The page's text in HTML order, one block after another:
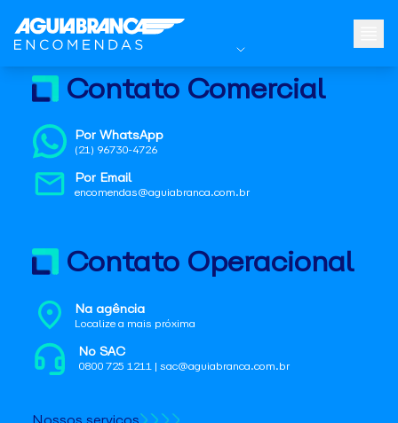
Contato Comercial
Por WhatsApp
(21) 96730-4726
Por Email
encomendas@aguiabranca.com.br
Contato Operacional
Na agência
Localize a mais próxima
No SAC
0800 725 1211 | sac@aguiabranca.com.br